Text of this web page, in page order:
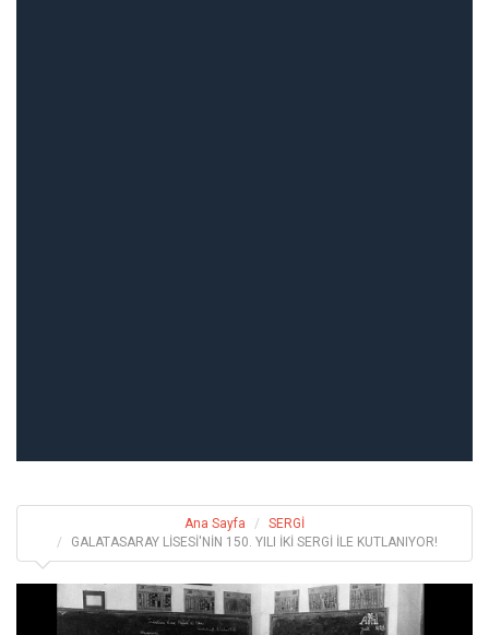
Ana Sayfa
SERGİ
GALATASARAY LİSESİ'NİN 150. YILI İKİ SERGİ İLE KUTLANIYOR!